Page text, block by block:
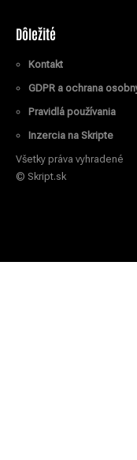
Dôležité
Kontakt
GDPR a ochrana
Pravidlá používania
Inzercia na Skripte
Všetky práva vyhradené
© Skript.sk